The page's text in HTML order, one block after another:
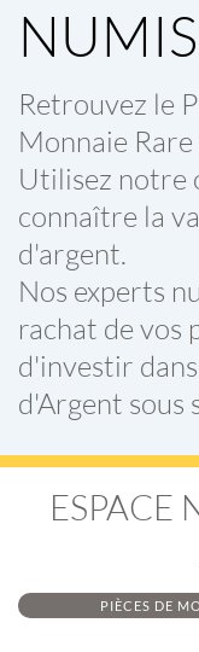
Retrouvez le
Monnaie Rare
Utilisez notre
connaître la
d'argent.
Nos experts
rachat de vos
d'investir
d'Argent sous
ESPACE
PIÈCES DE